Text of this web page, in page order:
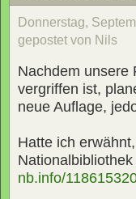
Donnerstag,
gepostet von Nils
Nachdem unsere
vergriffen ist,
neue Auflage,
Hatte ich
nb.info/